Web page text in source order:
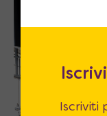
Iscriviti